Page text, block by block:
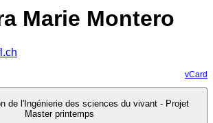
Marie Montero
vCard
de l'Ingénierie des sciences du vivant - Projet
Master printemps